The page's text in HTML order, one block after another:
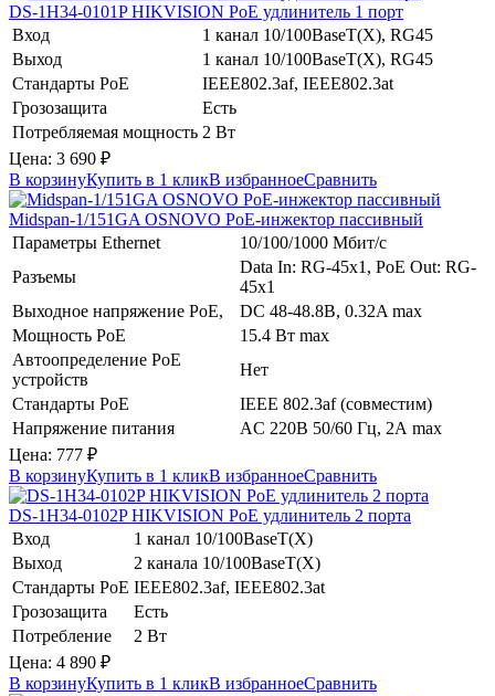
DS-1H34-0101PHIKVISION PoE удлинитель 1 порт
Вход
1 канал 10/100BaseT(X), RG45
Выход
1 канал 10/100BaseT(X), RG45
Стандарты PoE
IEEE802.3af, IEEE802.3at
Грозозащита
Есть
Потребляемая мощность 2 Вт
Цена: 3 690 ₽
В корзинуКупить в 1 кликВ избранноеСравнить
Midspan-1/151GA OSNOVO PoE-инжектор пассивный
Параметры Ethernet
10/100/1000 Мбит/с
Разъемы
Data In: RG-45х1, PoE Out: RG-
45х1
Выходное напряжение PoE,
DC 48-48.8В, 0.32A max
Мощность PoE
15.4 Вт max
Автоопределение PoE
устройств
Нет
Стандарты PoE
IEEE 802.3af (совместим)
Напряжение питания
AC 220В 50/60 Гц, 2А max
Цена: 777 ₽
В корзинуКупить в 1 кликВ избранноеСравнить
DS-1H34-0102PHIKVISION PoE удлинитель 2 порта
Вход
1 канал 10/100BaseT(X)
Выход
2 канала 10/100BaseT(X)
Стандарты PoE IEEE802.3af, IEEE802.3at
Грозозащита
Есть
Потребление
2 Вт
Цена: 4 890 ₽
В корзинуКупить в 1 кликВ избранноеСравнить